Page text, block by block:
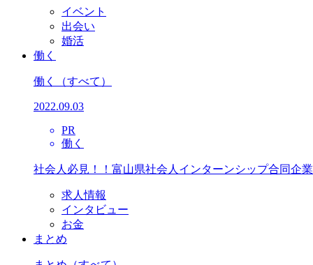
イベント
出会い
婚活
働く
働く （すべて）
2022.09.03
PR
働く
社会人必見！！富山県社会人インターンシップ合同企
求人情報
インタビュー
お金
まとめ